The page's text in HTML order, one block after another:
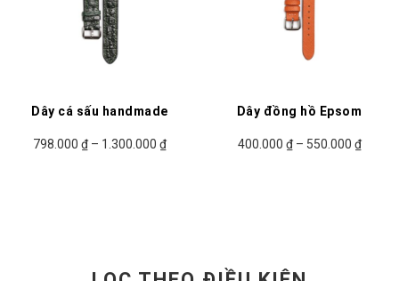
Dây cá sấu handmade
798.000 ₫ – 1.300.000 ₫
Dây đồng hồ Epsom
400.000 ₫ – 550.000 ₫